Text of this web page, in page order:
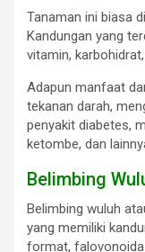
Tanaman ini biasa
Kandungan yang
vitamin,
Adapun manfaat
tekanan darah,
penyakit diabetes,
ketombe, dan
Belimbing
Belimbing wuluh
yang memiliki
format, falovonoida